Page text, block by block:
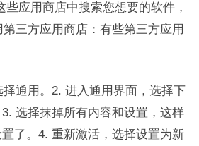
些应用商店中搜索您想要的软件，
三方应用商店：有些第三方应用
通用。2. 进入通用界面，选择下
选择抹掉所有内容和设置，这样
了。4. 重新激活，选择设置为新